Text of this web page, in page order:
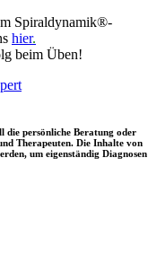
Spiraldynamik®-
hier.
beim Üben!
die persönliche Beratung oder
Therapeuten. Die Inhalte von
um eigenständig Diagnosen